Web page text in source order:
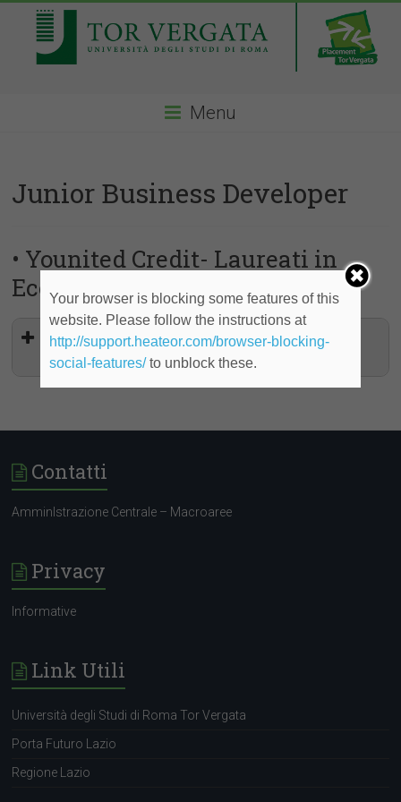
Menu
Junior Business Developer
• Younited Credit- Laureati in
Economia, Ingegneria, Scienze
Junior Business Developer - Stage
finalizzato all'assunzione
Contatti
AmminIstrazione Centrale – Macroaree
Privacy
Informative
Link Utili
Università degli Studi di Roma Tor Vergata
Porta Futuro Lazio
Regione Lazio
Your browser is blocking some features of this
website. Please follow the instructions at
http://support.heateor.com/browser-blocking-
social-features/to unblock these.